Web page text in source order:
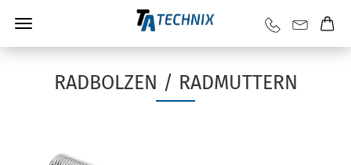
RADBOLZEN / RADMUTTERN